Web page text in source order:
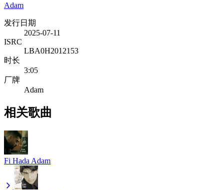
Adam
发行日期
2025-07-11
ISRC
LBA0H2012153
时长
3:05
厂牌
Adam
相关歌曲
Fi Hada Adam